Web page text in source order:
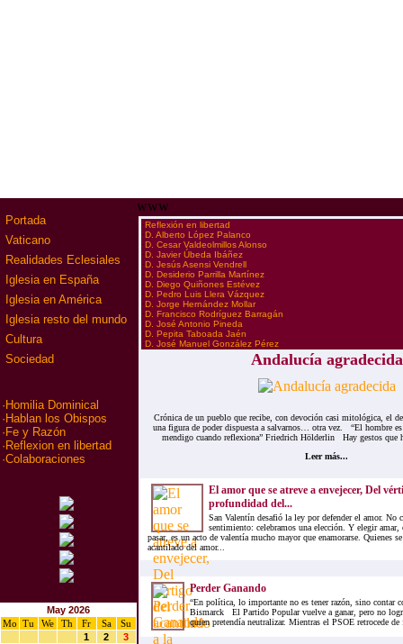
Portada
Vaticano
Realidades Eclesiales
Iglesia en España
Iglesia en América
Iglesia resto del mundo
Cultura
Sociedad
· Homilia Dominical
· Hablan los Obispos
· Fe y Razón
· Reflexion en libertad
·Colaboraciones
May 2026
Mo
Tu We Th Fr Sa
Su
1
2
3
www
·Reflexión en libertad
·D. Alberto López Palanco
·D. Cesar Valdeolmillos Alonso
·D. Javier Úbeda Ibáñez
·D. Jesús Asensi Vendrell
·D. Desiderio Parrilla Martínez
·D. Diego Quiñones Estévez
·D. Pedro Luis Llera Vázquez
·D. Jorge Hernández Mollar
·D. Francisco Rodríguez Barragán
·D. José Antonio Pineda
·D. Pepita Taboada Jaén
·D. José Manuel González Pérez
Andalucía agradecida
Crónica de un pueblo que recibe, con devoción casi mitológica, el
una figura de poder dispuesta a salvarnos… otra vez. “El hombre
mendigo cuando reflexiona” Friedrich Hölderlin Hay gestos que
Leer más...
El amor que se atreve a envejecer, Del
profundidad del...
San Valentín desafió la ley por defender el amor. No
sentimiento: celebramos una elección. Y elegir amar,
pasar, es un acto de valentía mucho mayor que enamorarse. Quienes
acantilado del amor...
Perder Ganando
“En política, lo importante no es tener razón, sino contar
Bismarck El Partido Popular vuelve a ganar, pero no
quien pretendía neutralizar. Mientras el PSOE retrocede